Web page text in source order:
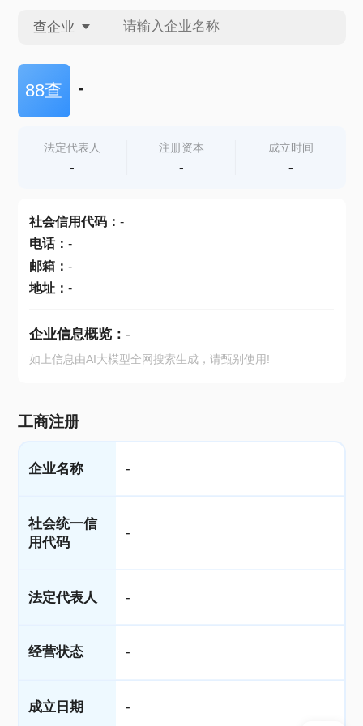
查企业
查企业
查产地
88查 -
法定代表人
-
注册资本
-
成立时间
-
社会信用代码： -
电话： -
邮箱： -
地址： -
企业信息概览： -
如上信息由AI大模型全网搜索生成，请甄别使用!
工商注册
企业名称 -
社会统一信
用代码
-
法定代表人 -
经营状态 -
成立日期 -